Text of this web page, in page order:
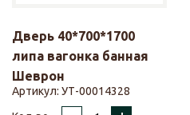
Дверь 40*700*1700
липа вагонка банная
Шеврон
Артикул: УТ-00014328